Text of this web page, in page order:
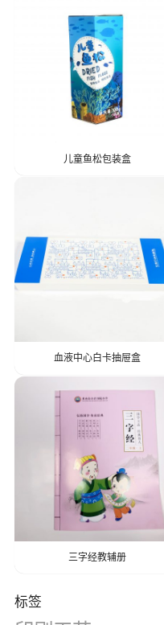
儿童鱼松包装盒
血液中心白卡抽屉盒
三字经教辅册
标签